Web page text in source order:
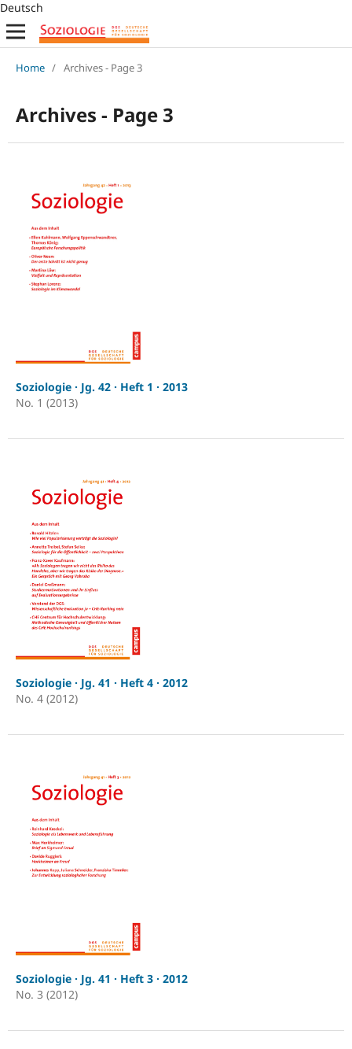
Deutsch
Home / Archives - Page 3
Archives - Page 3
Soziologie · Jg. 42 · Heft 1 · 2013
No. 1 (2013)
Soziologie · Jg. 41 · Heft 4 · 2012
No. 4 (2012)
Soziologie · Jg. 41 · Heft 3 · 2012
No. 3 (2012)